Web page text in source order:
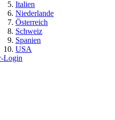
Italien
Niederlande
Österreich
Schweiz
Spanien
USA
Login